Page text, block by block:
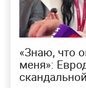
«Знаю, что
меня»: